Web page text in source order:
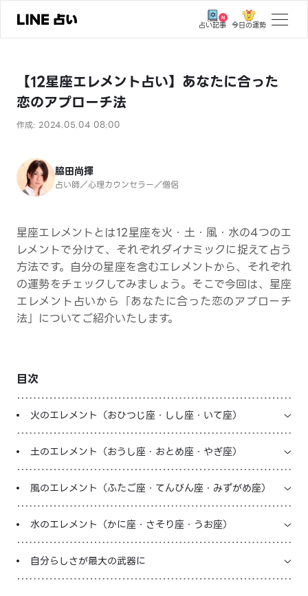
占い記事 今日の運勢
ユーザーの声
相談事例
おすすめの占い師
よくある質問
えもじの子（占）12星座占い
占い記事
お知らせ
【12星座エレメント占い】あなたに合った
恋のアプローチ法
作成: 2024.05.04 08:00
脇田尚揮
占い師／心理カウンセラー／僧侶
星座エレメントとは12星座を火・土・風・水の4つのエ
レメントで分けて、それぞれダイナミックに捉えて占う
方法です。自分の星座を含むエレメントから、それぞれ
の運勢をチェックしてみましょう。そこで今回は、星座
エレメント占いから「あなたに合った恋のアプローチ
法」についてご紹介いたします。
目次
火のエレメント（おひつじ座・しし座・いて座）
土のエレメント（おうし座・おとめ座・やぎ座）
風のエレメント（ふたご座・てんびん座・みずがめ座）
水のエレメント（かに座・さそり座・うお座）
自分らしさが最大の武器に